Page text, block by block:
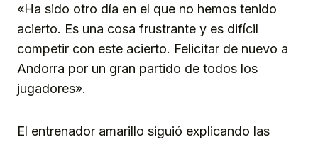
«Ha sido otro día en el que no hemos tenido
acierto. Es una cosa frustrante y es difícil
competir con este acierto. Felicitar de nuevo a
Andorra por un gran partido de todos los
jugadores».
El entrenador amarillo siguió explicando las